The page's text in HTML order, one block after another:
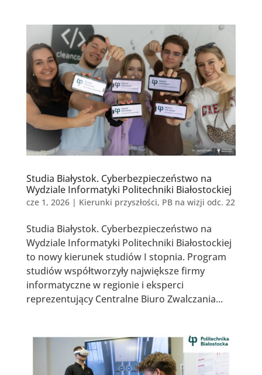
Studia Białystok. Cyberbezpieczeństwo na
Wydziale Informatyki Politechniki Białostockiej
cze 1, 2026| Kierunki przyszłości, PB na wizji odc. 22
Studia Białystok. Cyberbezpieczeństwo na
Wydziale Informatyki Politechniki Białostockiej
to nowy kierunek studiów I stopnia. Program
studiów współtworzyły największe firmy
informatyczne w regionie i eksperci
reprezentujący Centralne Biuro Zwalczania...